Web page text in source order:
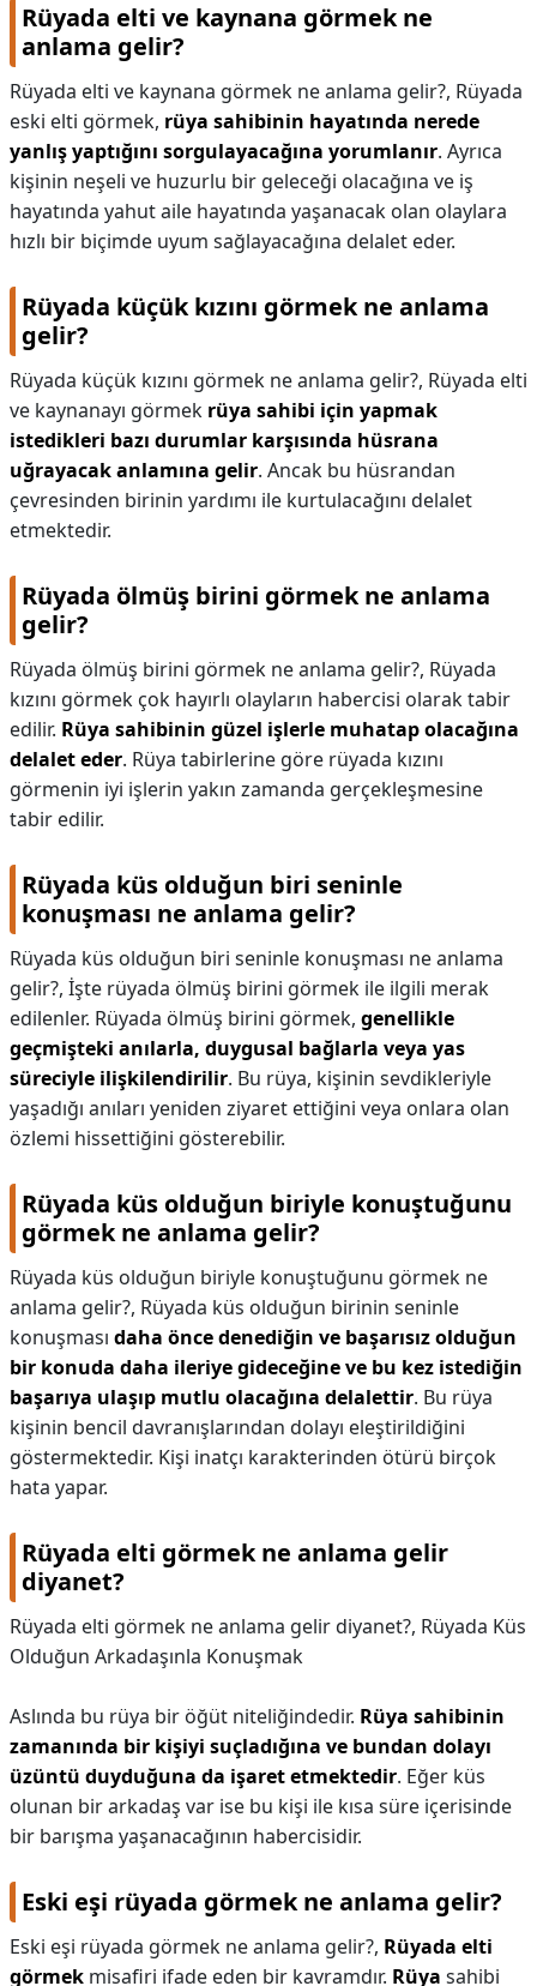
Rüyada elti ve kaynana görmek ne
anlama gelir?
Rüyada elti ve kaynana görmek ne anlama gelir?, Rüyada
eski elti görmek, rüya sahibinin hayatında nerede
yanlış yaptığını sorgulayacağına yorumlanır. Ayrıca
kişinin neşeli ve huzurlu bir geleceği olacağına ve iş
hayatında yahut aile hayatında yaşanacak olan olaylara
hızlı bir biçimde uyum sağlayacağına delalet eder.
Rüyada küçük kızını görmek ne anlama
gelir?
Rüyada küçük kızını görmek ne anlama gelir?, Rüyada elti
ve kaynanayı görmek rüya sahibi için yapmak
istedikleri bazı durumlar karşısında hüsrana
uğrayacak anlamına gelir. Ancak bu hüsrandan
çevresinden birinin yardımı ile kurtulacağını delalet
etmektedir.
Rüyada ölmüş birini görmek ne anlama
gelir?
Rüyada ölmüş birini görmek ne anlama gelir?, Rüyada
kızını görmek çok hayırlı olayların habercisi olarak tabir
edilir. Rüya sahibinin güzel işlerle muhatap olacağına
delalet eder. Rüya tabirlerine göre rüyada kızını
görmenin iyi işlerin yakın zamanda gerçekleşmesine
tabir edilir.
Rüyada küs olduğun biri seninle
konuşması ne anlama gelir?
Rüyada küs olduğun biri seninle konuşması ne anlama
gelir?, İşte rüyada ölmüş birini görmek ile ilgili merak
edilenler. Rüyada ölmüş birini görmek, genellikle
geçmişteki anılarla, duygusal bağlarla veya yas
süreciyle ilişkilendirilir. Bu rüya, kişinin sevdikleriyle
yaşadığı anıları yeniden ziyaret ettiğini veya onlara olan
özlemi hissettiğini gösterebilir.
Rüyada küs olduğun biriyle konuştuğunu
görmek ne anlama gelir?
Rüyada küs olduğun biriyle konuştuğunu görmek ne
anlama gelir?, Rüyada küs olduğun birinin seninle
konuşması daha önce denediğin ve başarısız olduğun
bir konuda daha ileriye gideceğine ve bu kez istediğin
başarıya ulaşıp mutlu olacağına delalettir. Bu rüya
kişinin bencil davranışlarından dolayı eleştirildiğini
göstermektedir. Kişi inatçı karakterinden ötürü birçok
hata yapar.
Rüyada elti görmek ne anlama gelir
diyanet?
Rüyada elti görmek ne anlama gelir diyanet?, Rüyada Küs
Olduğun Arkadaşınla Konuşmak
Aslında bu rüya bir öğüt niteliğindedir. Rüya sahibinin
zamanında bir kişiyi suçladığına ve bundan dolayı
üzüntü duyduğuna da işaret etmektedir. Eğer küs
olunan bir arkadaş var ise bu kişi ile kısa süre içerisinde
bir barışma yaşanacağının habercisidir.
Eski eşi rüyada görmek ne anlama gelir?
Eski eşi rüyada görmek ne anlama gelir?, Rüyada elti
görmek misafiri ifade eden bir kavramdır. Rüya sahibi